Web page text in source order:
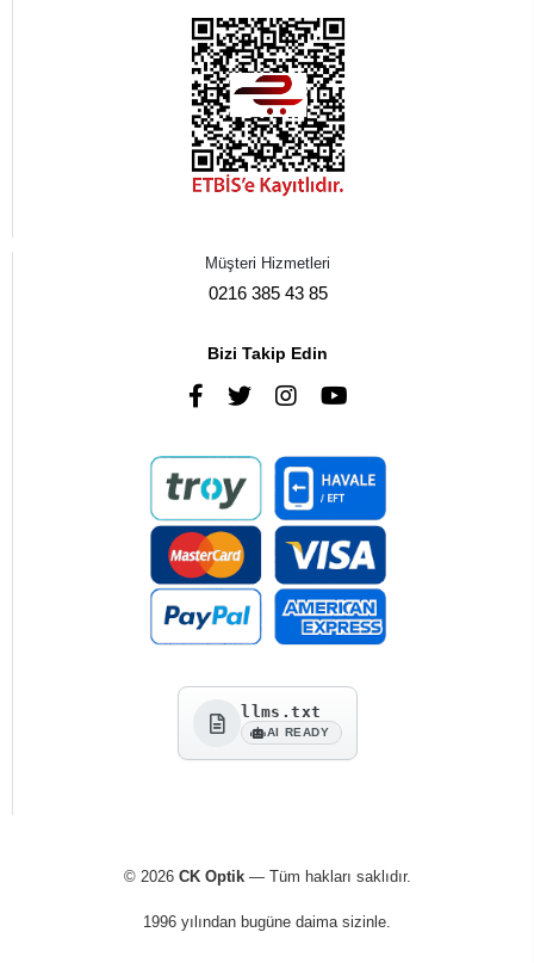
Müşteri Hizmetleri
0216 385 43 85
Bizi Takip Edin
llms.txt
AI READY
© 2026 CK Optik— Tüm hakları saklıdır.
1996 yılından bugüne daima sizinle.